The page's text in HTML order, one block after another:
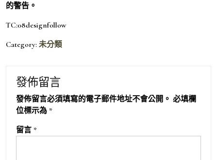
的警告。
TC:08designfollow
Category: 未分類
發佈留言
發佈留言必須填寫的電子郵件地址不會公開。 必填欄
位標示為 *
留言 *